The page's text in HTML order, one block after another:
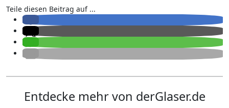
Teile diesen Beitrag auf ...
Entdecke mehr von derGlaser.de